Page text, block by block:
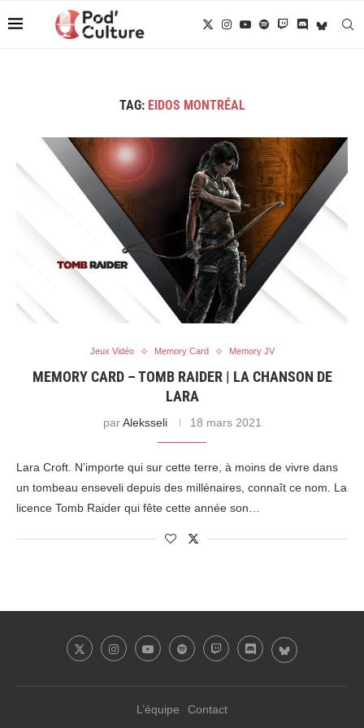
TAG: EIDOS MONTRÉAL
Jeux Vidéo Memory Card Memory JV
MEMORY CARD – TOMB RAIDER | LA CHANSON DE
LARA
parAleksseli 18 mars 2021
Lara Croft. N’importe qui sur cette terre, à moins de vivre dans
un tombeau enseveli depuis des millénaires, connaît ce nom. La
licence Tomb Raider qui fête cette année son…
L’équipe Contact